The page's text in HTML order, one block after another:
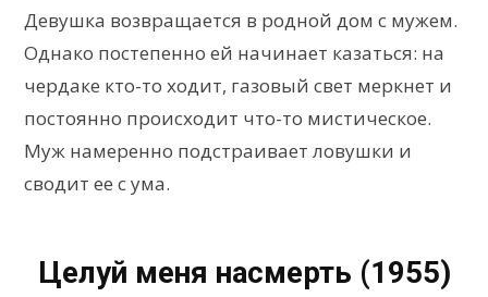
Девушка возвращается в родной дом с мужем.
Однако постепенно ей начинает казаться: на
чердаке кто-то ходит, газовый свет меркнет и
постоянно происходит что-то мистическое.
Муж намеренно подстраивает ловушки и
сводит ее с ума.
Целуй меня насмерть (1955)